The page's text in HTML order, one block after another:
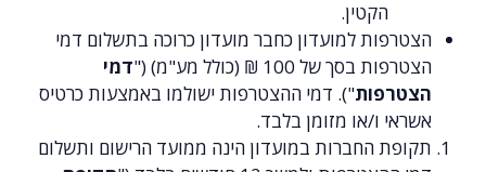
למועדון כחבר מועדון כרוכה בתשלום דמי
של 100 ₪ (כולל מע"מ) ("
דמי
"). דמי ההצטרפות ישולמו באמצעות כרטיס
ו/או מזומן בלבד.
החברות במועדון הינה ממועד הרישום ותשלום